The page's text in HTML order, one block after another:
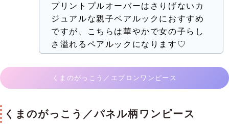
プリントプルオーバーはさりげないカ
ジュアルな親子ペアルックにおすすめ
ですが、こちらは華やかで女の子らし
さ溢れるペアルックになります♡
くまのがっこう／エプロンワンピース
くまのがっこう／パネル柄ワンピース